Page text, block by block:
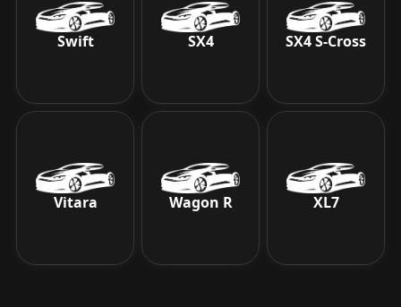
Swift SX4 SX4 S-Cross
Vitara Wagon R XL7